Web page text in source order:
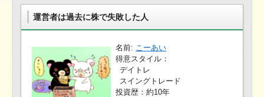
運営者は過去に株で失敗した人
名前: こーあい
得意スタイル：
デイトレ
スイングトレード
投資歴：約10年